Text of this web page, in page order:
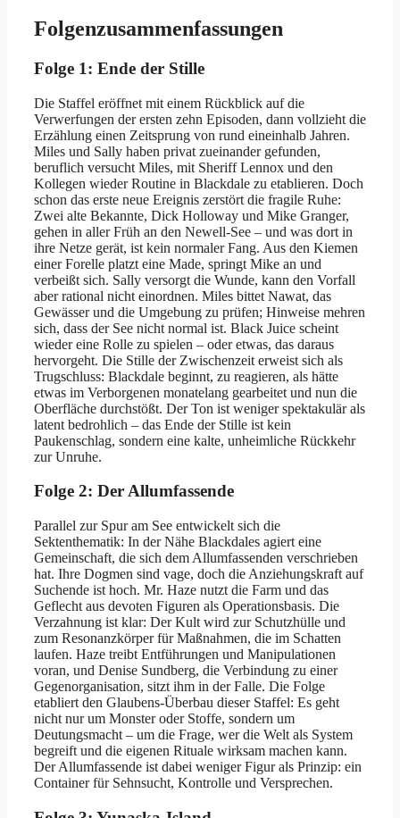
Folgenzusammenfassungen
Folge 1: Ende der Stille
Die Staffel eröffnet mit einem Rückblick auf die
Verwerfungen der ersten zehn Episoden, dann vollzieht die
Erzählung einen Zeitsprung von rund eineinhalb Jahren.
Miles und Sally haben privat zueinander gefunden,
beruflich versucht Miles, mit Sheriff Lennox und den
Kollegen wieder Routine in Blackdale zu etablieren. Doch
schon das erste neue Ereignis zerstört die fragile Ruhe:
Zwei alte Bekannte, Dick Holloway und Mike Granger,
gehen in aller Früh an den Newell-See – und was dort in
ihre Netze gerät, ist kein normaler Fang. Aus den Kiemen
einer Forelle platzt eine Made, springt Mike an und
verbeißt sich. Sally versorgt die Wunde, kann den Vorfall
aber rational nicht einordnen. Miles bittet Nawat, das
Gewässer und die Umgebung zu prüfen; Hinweise mehren
sich, dass der See nicht normal ist. Black Juice scheint
wieder eine Rolle zu spielen – oder etwas, das daraus
hervorgeht. Die Stille der Zwischenzeit erweist sich als
Trugschluss: Blackdale beginnt, zu reagieren, als hätte
etwas im Verborgenen monatelang gearbeitet und nun die
Oberfläche durchstößt. Der Ton ist weniger spektakulär als
latent bedrohlich – das Ende der Stille ist kein
Paukenschlag, sondern eine kalte, unheimliche Rückkehr
zur Unruhe.
Folge 2: Der Allumfassende
Parallel zur Spur am See entwickelt sich die
Sektenthematik: In der Nähe Blackdales agiert eine
Gemeinschaft, die sich dem Allumfassenden verschrieben
hat. Ihre Dogmen sind vage, doch die Anziehungskraft auf
Suchende ist hoch. Mr. Haze nutzt die Farm und das
Geflecht aus devoten Figuren als Operationsbasis. Die
Verzahnung ist klar: Der Kult wird zur Schutzhülle und
zum Resonanzkörper für Maßnahmen, die im Schatten
laufen. Haze treibt Entführungen und Manipulationen
voran, und Denise Sundberg, die Verbindung zu einer
Gegenorganisation, sitzt ihm in der Falle. Die Folge
etabliert den Glaubens-Überbau dieser Staffel: Es geht
nicht nur um Monster oder Stoffe, sondern um
Deutungsmacht – um die Frage, wer die Welt als System
begreift und die eigenen Rituale wirksam machen kann.
Der Allumfassende ist dabei weniger Figur als Prinzip: ein
Container für Sehnsucht, Kontrolle und Versprechen.